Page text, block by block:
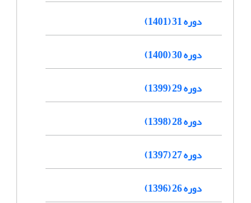
دوره 31 (1401)
دوره 30 (1400)
دوره 29 (1399)
دوره 28 (1398)
دوره 27 (1397)
دوره 26 (1396)